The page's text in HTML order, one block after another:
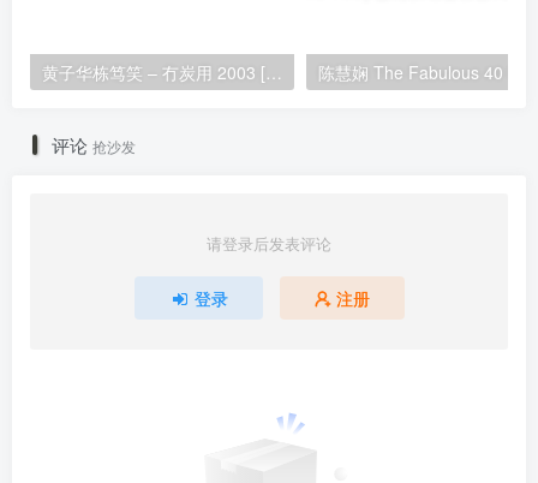
黄子华栋笃笑 – 冇炭用 2003 [DVD ISO 4.19GB]
评论 抢沙发
请登录后发表评论
登录 注册